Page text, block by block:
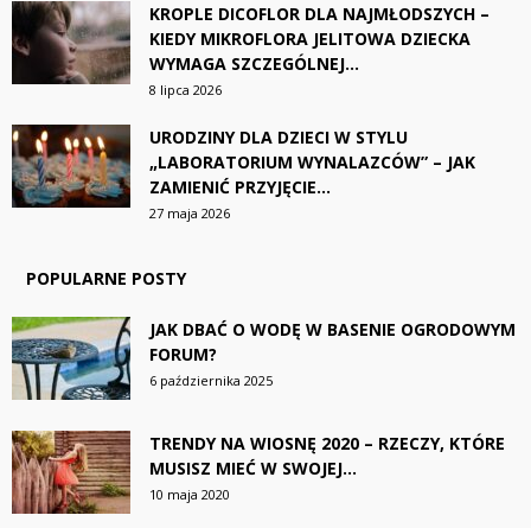
KROPLE DICOFLOR DLA NAJMŁODSZYCH –
KIEDY MIKROFLORA JELITOWA DZIECKA
WYMAGA SZCZEGÓLNEJ...
8 lipca 2026
URODZINY DLA DZIECI W STYLU
„LABORATORIUM WYNALAZCÓW” – JAK
ZAMIENIĆ PRZYJĘCIE...
27 maja 2026
POPULARNE POSTY
JAK DBAĆ O WODĘ W BASENIE OGRODOWYM
FORUM?
6 października 2025
TRENDY NA WIOSNĘ 2020 – RZECZY, KTÓRE
MUSISZ MIEĆ W SWOJEJ...
10 maja 2020